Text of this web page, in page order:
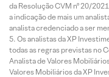
da Resolução CVM nº 20/
a indicação de mais um
analista credenciado a ser
Os analistas da XP
todas as regras previstas no
Analista de Valores
Valores Mobiliários da XP